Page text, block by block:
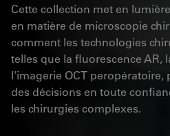
Cette collection met en
en matière de microscopie
comment les technologies
telles que la fluorescence AR,
l'imagerie OCT peropératoire,
des décisions en toute
les chirurgies complexes.